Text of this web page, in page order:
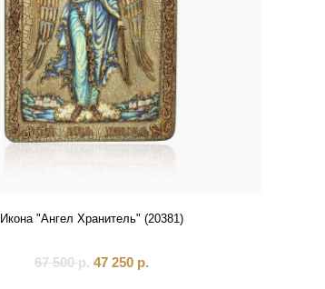
Икона "Ангел Хранитель" (20381)
67 500р. 47 250 р.